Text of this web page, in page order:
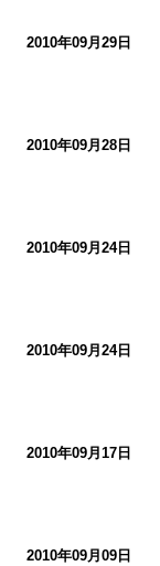
2010年09月29日
2010年09月28日
2010年09月24日
2010年09月24日
2010年09月17日
2010年09月09日